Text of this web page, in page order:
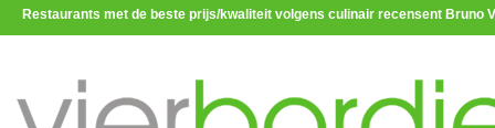
Restaurants met de beste prijs/kwaliteit volgens culinair recensent Bruno